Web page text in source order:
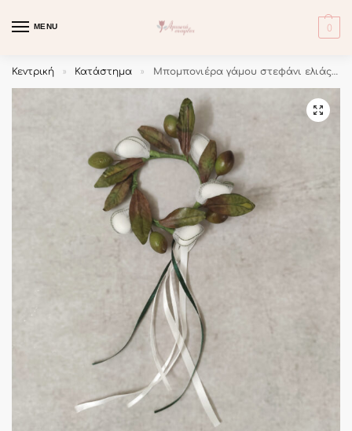
MENU 0
Κεντρική » Κατάστημα » Μπομπονιέρα γάμου στεφάνι ελιάς με κρεμαστές σατέν κορδέλες.